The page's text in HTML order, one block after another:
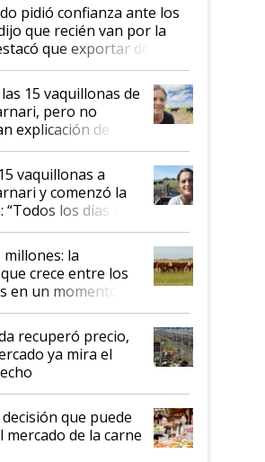
pidió confianza ante los
que recién van por la
que exportar dejó de
pocos": "Tenemos un
claro del gobierno
15 vaquillonas de
pero no
explicación de
allí
vaquillonas a
y comenzó la
los días le
productor”
millones: la
crece entre los
en un momento
la actividad
recuperó precio,
ya mira el
que puede
mercado de la carne